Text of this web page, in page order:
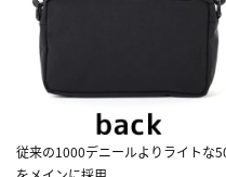
従来の1000デニールよりライトな